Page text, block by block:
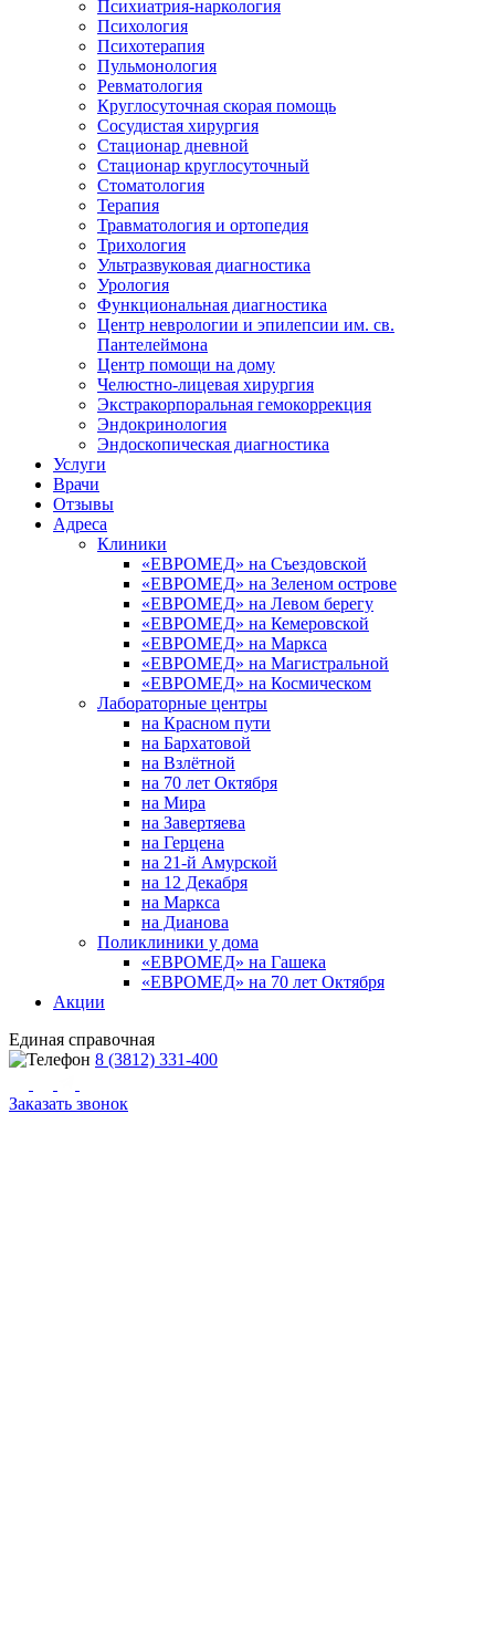
Психиатрия-наркология
Психология
Психотерапия
Пульмонология
Ревматология
Круглосуточная скорая помощь
Сосудистая хирургия
Стационар дневной
Стационар круглосуточный
Стоматология
Терапия
Травматология и ортопедия
Трихология
Ультразвуковая диагностика
Урология
Функциональная диагностика
Центр неврологии и эпилепсии им. св.
Пантелеймона
Центр помощи на дому
Челюстно-лицевая хирургия
Экстракорпоральная гемокоррекция
Эндокринология
Эндоскопическая диагностика
Услуги
Врачи
Отзывы
Адреса
Клиники
«ЕВРОМЕД» на Съездовской
«ЕВРОМЕД» на Зеленом острове
«ЕВРОМЕД» на Левом берегу
«ЕВРОМЕД» на Кемеровской
«ЕВРОМЕД» на Маркса
«ЕВРОМЕД» на Магистральной
«ЕВРОМЕД» на Космическом
Лабораторные центры
на Красном пути
на Бархатовой
на Взлётной
на 70 лет Октября
на Мира
на Завертяева
на Герцена
на 21-й Амурской
на 12 Декабря
на Маркса
на Дианова
Поликлиники у дома
«ЕВРОМЕД» на Гашека
«ЕВРОМЕД» на 70 лет Октября
Акции
Единая справочная
8 (3812) 331-400
Заказать звонок